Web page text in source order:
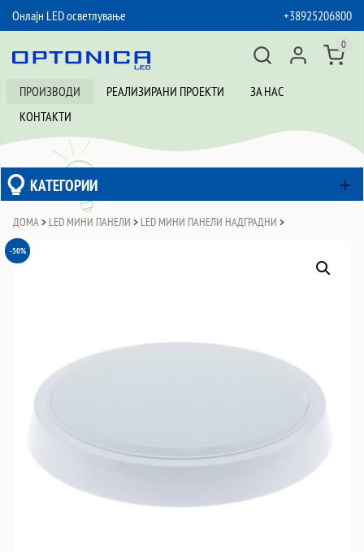
Онлајн LED осветлување
+38925206800
ПРОИЗВОДИ РЕАЛИЗИРАНИ ПРОЕКТИ
ЗА НАС
КОНТАКТИ
0
КАТЕГОРИИ
ДОМА > LED МИНИ ПАНЕЛИ > LED МИНИ ПАНЕЛИ НАДГРАДНИ >
-50%